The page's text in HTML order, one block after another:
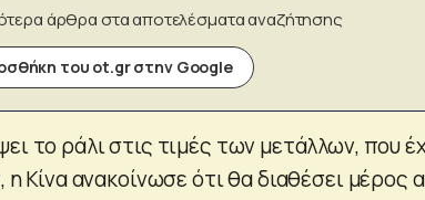
άρθρα στα αποτελέσματα αναζήτησης
του ot.gr στην Google
το ράλι στις τιμές των μετάλλων, που
Κίνα ανακοίνωσε ότι θα διαθέσει μέρος